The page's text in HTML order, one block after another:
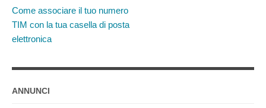
Come associare il tuo numero
TIM con la tua casella di posta
elettronica
ANNUNCI